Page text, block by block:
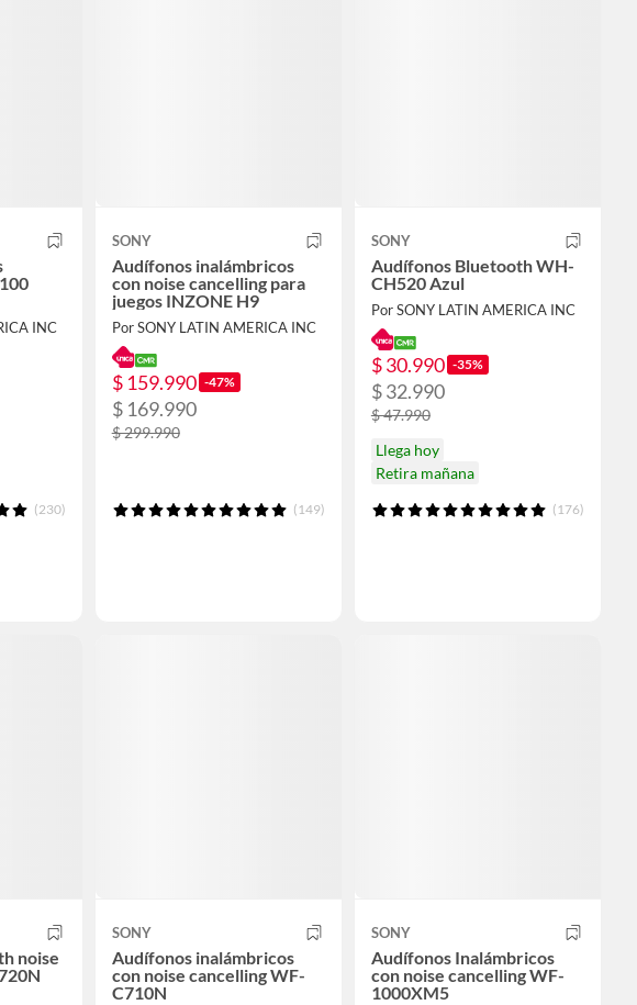
INC
(230)
SONY
Audífonos inalámbricos
con noise cancelling para
juegos INZONE H9
Por SONY LATIN AMERICA INC
$ 159.990 -47%
$ 169.990
$ 299.990
(149)
SONY
Audífonos Bluetooth WH-
CH520 Azul
Por SONY LATIN AMERICA INC
$ 30.990 -35%
$ 32.990
$ 47.990
Llega hoy
Retira mañana
(176)
noise
SONY
Audífonos inalámbricos
con noise cancelling WF-
C710N
SONY
Audífonos Inalámbricos
con noise cancelling WF-
1000XM5